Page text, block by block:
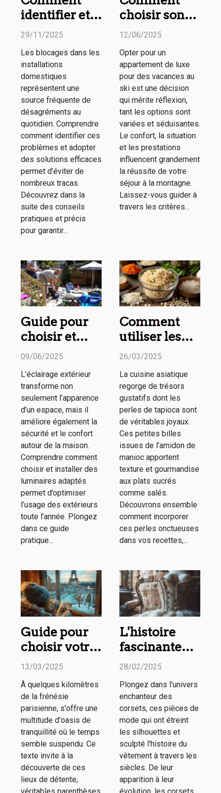
identifier et
résoudre les
vos
installations
domestiques
?
29/11/2025
Les blocages dans les
installations
domestiques
représentent une
source fréquente de
désagréments au
quotidien. Comprendre
comment identifier ces
problèmes et adopter
des solutions efficaces
permet d’éviter de
nombreux tracas.
Découvrez dans la
suite des conseils
pratiques et précis
pour garantir...
choisir son
appartement
des vacances
au ski
12/06/2025
Opter pour un
appartement de luxe
pour des vacances au
ski est une décision
qui mérite réflexion,
tant les options sont
variées et séduisantes.
Le confort, la situation
et les prestations
influencent grandement
la réussite de votre
séjour à la montagne.
Laissez-vous guider à
travers les critères...
Guide pour
choisir et
installer un
extérieur
efficace
09/06/2025
L’éclairage extérieur
transforme non
seulement l’apparence
d’un espace, mais il
améliore également la
sécurité et le confort
autour de la maison.
Comprendre comment
choisir et installer des
luminaires adaptés
permet d’optimiser
l’usage des extérieurs
toute l’année. Plongez
dans ce guide
pratique...
Comment
utiliser les
perles de
cuisine
asiatique
26/03/2025
La cuisine asiatique
regorge de trésors
gustatifs dont les
perles de tapioca sont
de véritables joyaux.
Ces petites billes
issues de l’amidon de
manioc apportent
texture et gourmandise
aux plats sucrés
comme salés.
Découvrons ensemble
comment incorporer
ces perles onctueuses
dans vos recettes,...
Guide pour
choisir votre
prochain
week-end
détente
autour de
Paris
13/03/2025
À quelques kilomètres
de la frénésie
parisienne, s'offre une
multitude d'oasis de
tranquillité où le temps
semble suspendu. Ce
texte invite à la
découverte de ces
lieux de détente,
L'histoire
fascinante
des corsets à
siècles
28/02/2025
Plongez dans l'univers
enchanteur des
corsets, ces pièces de
mode qui ont étreint
les silhouettes et
sculpté l'histoire du
vêtement à travers les
siècles. De leur
apparition à leur